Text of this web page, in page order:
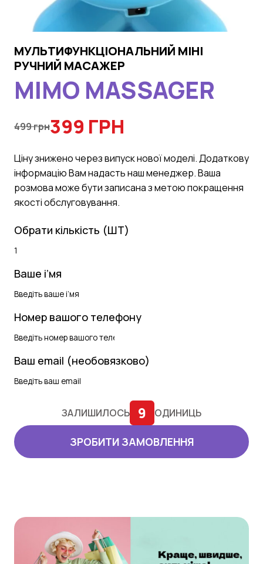
МУЛЬТИФУНКЦІОНАЛЬНИЙ МІНІ
РУЧНИЙ МАСАЖЕР
MIMO MASSAGER
499 грн399 ГРН
Цiну знижено через випуск нової моделi. Додаткову
iнформацiю Вам надасть наш менеджер. Ваша
розмова може бути записана з метою покращення
якостi обслуговування.
Обрати кількість (ШТ)
Ваше і’мя
Номер вашого телефону
Ваш email (необовязково)
ЗРОБИТИ ЗАМОВЛЕННЯ
ЗАЛИШИЛОСЬ 9 ОДИНИЦЬ